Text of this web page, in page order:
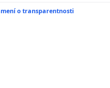
o transparentnosti